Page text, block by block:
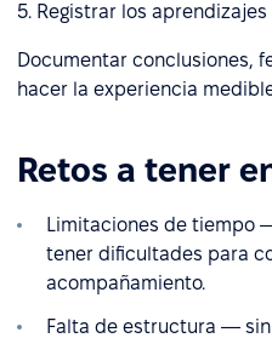
5. Registrar los aprendizajes
Documentar conclusiones,
hacer la experiencia
Retos a tener
Limitaciones de tiempo
tener dificultades para
acompañamiento.
Falta de estructura —